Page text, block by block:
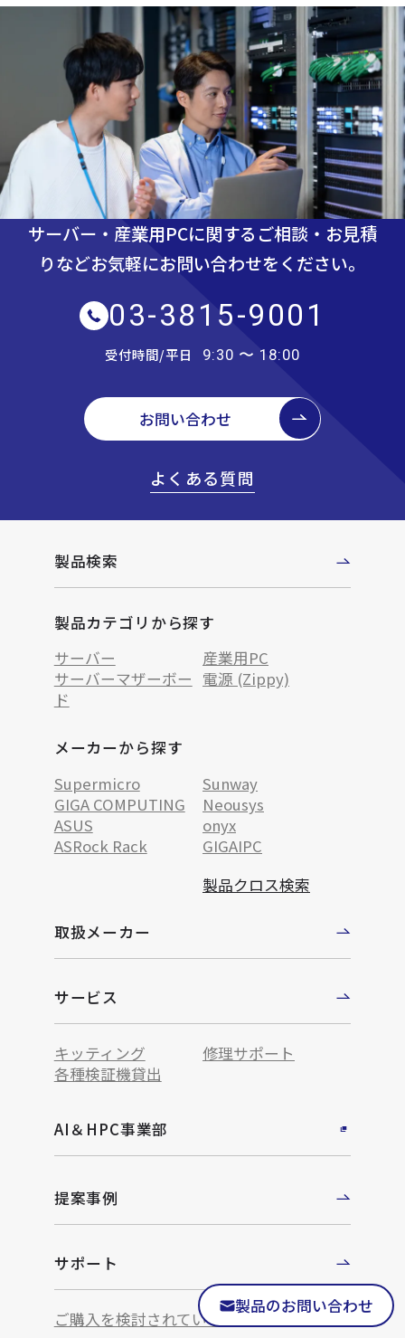
製品のお問い合わせ
サーバー・産業用PCに関するご相談・お見積
りなどお気軽にお問い合わせをください。
03-3815-9001
受付時間/平日 9:30 〜 18:00
お問い合わせ
よくある質問
製品検索
製品カテゴリから探す
サーバー
産業用PC
サーバーマザーボー
ド
電源 (Zippy)
メーカーから探す
Supermicro
Sunway
GIGA COMPUTING
Neousys
ASUS
onyx
ASRock Rack
GIGAIPC
製品クロス検索
取扱メーカー
サービス
キッティング
修理サポート
各種検証機貸出
AI＆HPC事業部
提案事例
サポート
ご購入を検討されている方へ